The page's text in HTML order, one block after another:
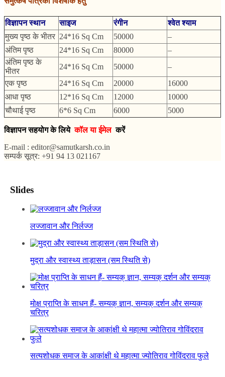
विज्ञापन स्थान साइज रंगीन
श्वेत श्याम
मुख्य पृष्ठ के भीतर 24*16 Sq Cm 50000
–
अंतिम पृष्ठ
24*16 Sq Cm 80000
–
अंतिम पृष्ठ के
भीतर
24*16 Sq Cm 50000
–
एक पृष्ठ
24*16 Sq Cm 20000
16000
आधा पृष्ठ
12*16 Sq Cm 12000
10000
चौथाई पृष्ठ
6*6 Sq Cm 6000 5000
विज्ञापन सहयोग के लियेकॉल या ईमेल करें
E-mail : editor@samutkarsh.co.in
सम्पर्क सूत्र: +91 94 13 021167
Slides
लज्जावान और निर्लज्ज
मुद्रा और स्वास्थ्य ताड़ासन (सम स्थिति से)
मोक्ष प्राप्ति के साधन हैं- सम्यक् ज्ञान, सम्यक् दर्शन और सम्यक्
चरित्र
सत्यशोधक समाज के आकांक्षी थे महात्मा ज्योतिराव गोविंदराव फुले